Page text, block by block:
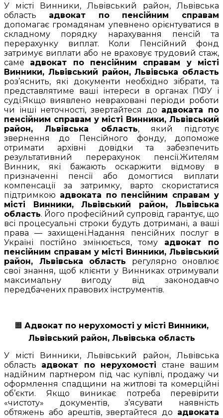
У місті Винники, Львівський район, Львівська
область адвокат по пенсійним справам
допомагає громадянам упевнено орієнтуватися в
складному порядку нарахування пенсій та
перерахунку виплат. Коли Пенсійний фонд
затримує виплати або не враховує трудовий стаж,
саме адвокат по пенсійним справам у місті
Винники, Львівський район, Львівська область
роз’яснить, які документи необхідно зібрати, та
представлятиме ваші інтереси в органах ПФУ і
суді.Якщо виявлено невраховані періоди роботи
чи інші неточності, звертайтеся до адвоката по
пенсійним справам у місті Винники, Львівський
район, Львівська область, який підготує
звернення до Пенсійного фонду, допоможе
отримати архівні довідки та забезпечить
результативний перерахунок пенсії.Жителям
Винник, які бажають оскаржити відмову в
призначенні пенсії або домогтися виплати
компенсації за затримку, варто скористатися
підтримкою адвоката по пенсійним справам у
місті Винники, Львівський район, Львівська
область. Його професійний супровід гарантує, що
всі процесуальні строки будуть дотримані, а ваші
права — захищені.Надання пенсійних послуг в
Україні постійно змінюється, тому адвокат по
пенсійним справам у місті Винники, Львівський
район, Львівська область регулярно оновлює
свої знання, щоб клієнти у Винниках отримували
максимальну вигоду від законодавчо
передбачених правових інструментів.
🟧 Адвокат по нерухомості у місті Винники,
Львівський район, Львівська область
У місті Винники, Львівський район, Львівська
область адвокат по нерухомості стане вашим
надійним партнером під час купівлі, продажу чи
оформлення спадщини на житлові та комерційні
об’єкти. Якщо виникає потреба перевірити
«чистоту» документів, з’ясувати наявність
обтяжень або арештів, звертайтеся до адвоката